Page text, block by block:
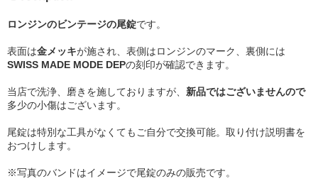
ロンジンのビンテージの尾錠です。
表面は金メッキが施され、表側はロンジンのマーク、裏側には
SWISS MADE MODE DEPの刻印が確認できます。
当店で洗浄、磨きを施しておりますが、 新品ではございませんので
多少の小傷はございます。
尾錠は特別な工具がなくてもご自分で交換可能。取り付け説明書を
おつけします。
※写真のバンドはイメージで尾錠のみの販売です。